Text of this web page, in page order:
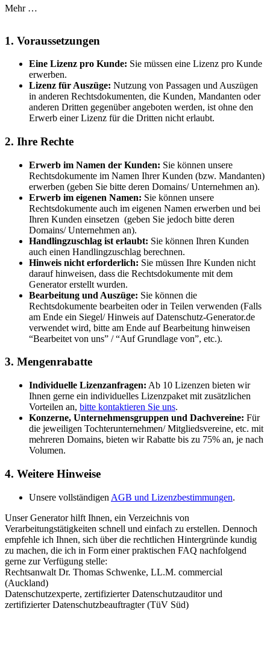
Mehr …
1. Voraussetzungen
Eine Lizenz pro Kunde: Sie müssen eine Lizenz pro Kunde
erwerben.
Lizenz für Auszüge: Nutzung von Passagen und Auszügen
in anderen Rechtsdokumenten, die Kunden, Mandanten oder
anderen Dritten gegenüber angeboten werden, ist ohne den
Erwerb einer Lizenz für die Dritten nicht erlaubt.
2. Ihre Rechte
Erwerb im Namen der Kunden: Sie können unsere
Rechtsdokumente im Namen Ihrer Kunden (bzw. Mandanten)
erwerben (geben Sie bitte deren Domains/ Unternehmen an).
Erwerb im eigenen Namen: Sie können unsere
Rechtsdokumente auch im eigenen Namen erwerben und bei
Ihren Kunden einsetzen (geben Sie jedoch bitte deren
Domains/ Unternehmen an).
Handlingzuschlag ist erlaubt: Sie können Ihren Kunden
auch einen Handlingzuschlag berechnen.
Hinweis nicht erforderlich: Sie müssen Ihre Kunden nicht
darauf hinweisen, dass die Rechtsdokumente mit dem
Generator erstellt wurden.
Bearbeitung und Auszüge: Sie können die
Rechtsdokumente bearbeiten oder in Teilen verwenden (Falls
am Ende ein Siegel/ Hinweis auf Datenschutz-Generator.de
verwendet wird, bitte am Ende auf Bearbeitung hinweisen
“Bearbeitet von uns” / “Auf Grundlage von”, etc.).
3. Mengenrabatte
Individuelle Lizenzanfragen: Ab 10 Lizenzen bieten wir
Ihnen gerne ein individuelles Lizenzpaket mit zusätzlichen
Vorteilen an, bitte kontaktieren Sie uns.
Konzerne, Unternehmensgruppen und Dachvereine: Für
die jeweiligen Tochterunternehmen/ Mitgliedsvereine, etc. mit
mehreren Domains, bieten wir Rabatte bis zu 75% an, je nach
Volumen.
4. Weitere Hinweise
Unsere vollständigen AGB und Lizenzbestimmungen.
Unser Generator hilft Ihnen, ein Verzeichnis von
Verarbeitungstätigkeiten schnell und einfach zu erstellen. Dennoch
empfehle ich Ihnen, sich über die rechtlichen Hintergründe kundig
zu machen, die ich in Form einer praktischen FAQ nachfolgend
gerne zur Verfügung stelle:
Rechtsanwalt Dr. Thomas Schwenke, LL.M. commercial
(Auckland)
Datenschutzexperte, zertifizierter Datenschutzauditor und
zertifizierter Datenschutzbeauftragter (TüV Süd)